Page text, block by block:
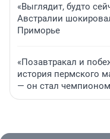
«Выглядит, будто
Австралии
Приморье
«Позавтракал и
история пермского
— он стал